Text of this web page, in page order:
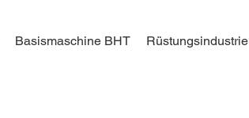
Basismaschine BHT Rüstungsindustrie